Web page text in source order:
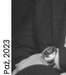
27 Paź, 2023